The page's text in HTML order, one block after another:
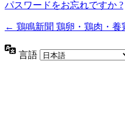
パスワードをお忘れですか ?
← 鶏鳴新聞 鶏卵・鶏肉・養
言語